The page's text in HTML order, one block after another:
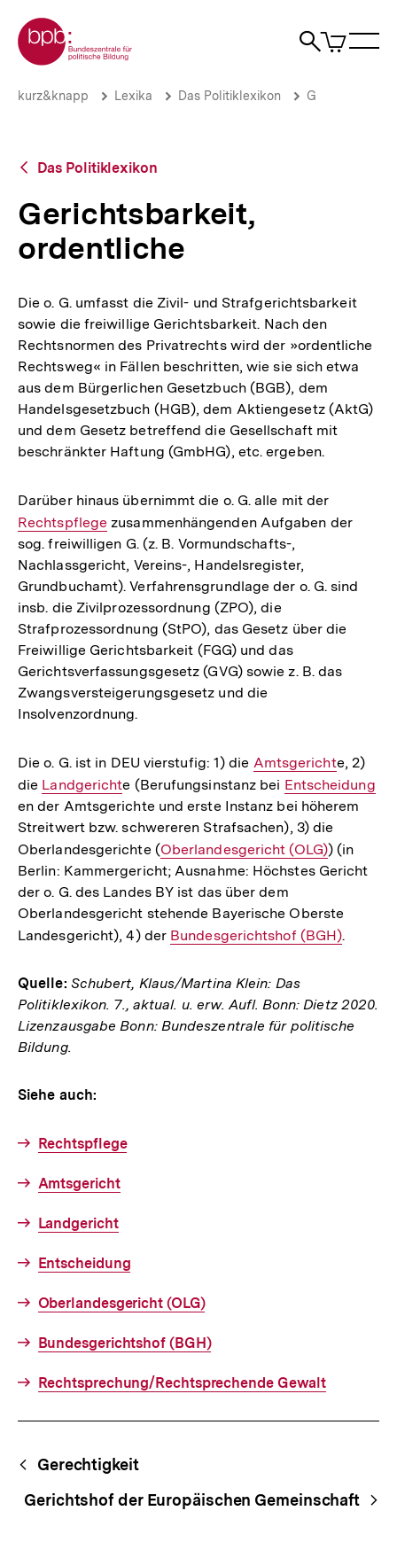
zum
Seiteninhalt
springen
Zur Startseite der bpb
Suche
Artikel
im
Gerichtsbarkeit,
Brotkrümelnavigation
Pfadnavigation
kurz&knapp Lexika Das Politiklexikon G
Zurück
Übersicht
Das Politiklexikon
Gerichtsbarkeit,
ordentliche
Die o. G. umfasst die Zivil- und Strafgerichtsbarkeit
sowie die freiwillige Gerichtsbarkeit. Nach den
Rechtsnormen des Privatrechts wird der »ordentliche
Rechtsweg« in Fällen beschritten, wie sie sich etwa
aus dem Bürgerlichen Gesetzbuch (BGB), dem
Handelsgesetzbuch (HGB), dem Aktiengesetz (AktG)
und dem Gesetz betreffend die Gesellschaft mit
beschränkter Haftung (GmbHG), etc. ergeben.
Darüber hinaus übernimmt die o. G. alle mit der
Link:
Rechtspflege zusammenhängenden Aufgaben der
sog. freiwilligen G. (z. B. Vormundschafts-,
Nachlassgericht, Vereins-, Handelsregister,
Grundbuchamt). Verfahrensgrundlage der o. G. sind
insb. die Zivilprozessordnung (ZPO), die
Strafprozessordnung (StPO), das Gesetz über die
Freiwillige Gerichtsbarkeit (FGG) und das
Gerichtsverfassungsgesetz (GVG) sowie z. B. das
Zwangsversteigerungsgesetz und die
Insolvenzordnung.
Die o. G. ist in DEU vierstufig: 1) die Interner
Link:
Amtsgerichte, 2)
die Interner
Link:
Landgerichte (Berufungsinstanz bei Interner
Link:
Entscheidung
en der Amtsgerichte und erste Instanz bei höherem
Streitwert bzw. schwereren Strafsachen), 3) die
Oberlandesgerichte (Interner
Link:
Oberlandesgericht (OLG)) (in
Berlin: Kammergericht; Ausnahme: Höchstes Gericht
der o. G. des Landes BY ist das über dem
Oberlandesgericht stehende Bayerische Oberste
Landesgericht), 4) der Interner
Bundesgerichtshof (BGH).
Quelle: Schubert, Klaus/Martina Klein: Das
Politiklexikon. 7., aktual. u. erw. Aufl. Bonn: Dietz 2020.
Lizenzausgabe Bonn: Bundeszentrale für politische
Bildung.
Siehe auch:
Rechtspflege
Amtsgericht
Landgericht
Entscheidung
Oberlandesgericht (OLG)
Bundesgerichtshof (BGH)
Rechtsprechung/Rechtsprechende Gewalt
Begriffsnavigation
Content-
Navigation
Gerechtigkeit
Gerichtshof der Europäischen Gemeinschaft